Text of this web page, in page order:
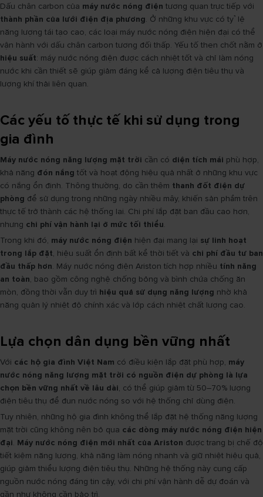
Dấu chân carbon của máy nước nóng điện tương quan trực tiếp với
thành phần của lưới điện địa phương. Ở những khu vực có tỷ lệ
năng lượng tái tạo cao, các loại máy nước nóng điện hiện đại có thể
vận hành với dấu chân carbon tương đối thấp. Yếu tố then chốt nằm ở
hiệu suất: máy nước nóng điện được cách nhiệt tốt và chỉ làm nóng
nước khi cần thiết sẽ giúp giảm đáng kể cả lượng điện tiêu thụ và
lượng khí thải liên quan.
Các yếu tố thực tế khi sử dụng trong
gia đình
Máy nước nóng năng lượng mặt trời cần có diện tích mái phù hợp,
khả năng đón nắng tốt và hoạt động hiệu quả nhất ở những khu vực
có nắng ổn định. Thông thường, do cần thêm thanh đốt điện dự
phòng để sử dụng trong những ngày nhiều mây, khiến sản phẩm trên
thực tế trở thành các hệ thống lai. Chi phí lắp đặt ban đầu cao hơn,
nhưng chi phí vận hành lại ở mức tối thiểu.
Trong khi đó, máy nước nóng điện hiện đại mang lại sự linh hoạt
trong lắp đặt, hiệu suất ổn định bất kể thời tiết và chi phí đầu tư ban
đầu thấp hơn. Máy nước nóng điện Ariston tích hợp nhiều tính năng
an toàn, bao gồm công nghệ chống bỏng và bình chứa chống ăn
mòn, đồng thời vẫn duy trì hiệu quả sử dụng năng lượng nhờ khả
năng quản lý nhiệt độ chính xác và lớp cách nhiệt chất lượng cao.
Lựa chọn dân dụng bền vững nhất
Với các hộ gia đình Việt Nam có điều kiện lắp đặt phù hợp, máy
nước nóng năng lượng mặt trời có nguồn điện dự phòng là lựa
chọn bền vững nhất về lâu dài, có thể giúp giảm từ 50–70% lượng
điện tiêu thụ để đun nước nóng so với hệ thống chỉ dùng điện.
Tuy nhiên, những hộ gia đình không thể lắp đặt hệ thống năng lượng
mặt trời cũng không nên bỏ qua các dòng máy nước nóng điện hiện
đại. Máy nước nóng điện mới nhất của Ariston được trang bị chế độ
tiết kiệm năng lượng, khả năng làm nóng nhanh và giữ nhiệt hiệu quả,
giúp giảm thiểu lượng điện tiêu thụ. Những hệ thống này cung cấp
nguồn nước nóng đáng tin cậy, với chi phí vận hành dễ dự đoán và
gần như không cần bảo trì.